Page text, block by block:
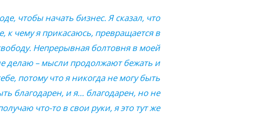
чтобы начать бизнес. Я сказал, что
к чему я прикасаюсь, превращается в
Непрерывная болтовня в моей
делаю – мысли продолжают бежать и
потому что я никогда не могу быть
благодарен, и я… благодарен, но не
что-то в свои руки, я это тут же